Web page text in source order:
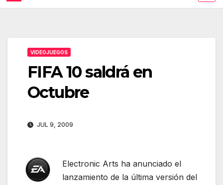
VIDEOJUEGOS
FIFA 10 saldrá en
Octubre
JUL 9, 2009
Electronic Arts ha anunciado el
lanzamiento de la última versión del